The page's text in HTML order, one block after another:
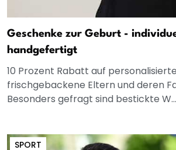
Geschenke zur Geburt -
handgefertigt
10 Prozent Rabatt auf
frischgebackene Eltern und deren
Besonders gefragt sind bestickte W...
SPORT